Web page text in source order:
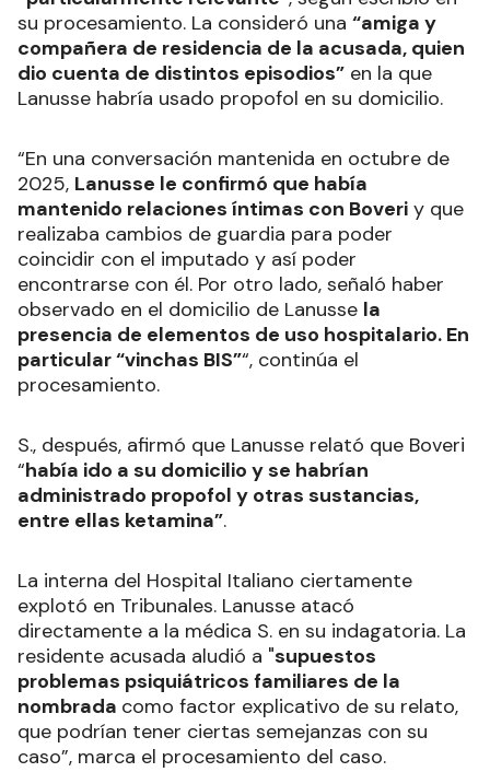
su procesamiento. La consideró una “amiga y
compañera de residencia de la acusada, quien
dio cuenta de distintos episodios” en la que
Lanusse habría usado propofol en su domicilio.
“En una conversación mantenida en octubre de
2025, Lanusse le confirmó que había
mantenido relaciones íntimas con Boveri y que
realizaba cambios de guardia para poder
coincidir con el imputado y así poder
encontrarse con él. Por otro lado, señaló haber
observado en el domicilio de Lanusse la
presencia de elementos de uso hospitalario. En
particular “vinchas BIS”“, continúa el
procesamiento.
S., después, afirmó que Lanusse relató que Boveri
“había ido a su domicilio y se habrían
administrado propofol y otras sustancias,
entre ellas ketamina”.
La interna del Hospital Italiano ciertamente
explotó en Tribunales. Lanusse atacó
directamente a la médica S. en su indagatoria. La
residente acusada aludió a "supuestos
problemas psiquiátricos familiares de la
nombrada como factor explicativo de su relato,
que podrían tener ciertas semejanzas con su
caso”, marca el procesamiento del caso.